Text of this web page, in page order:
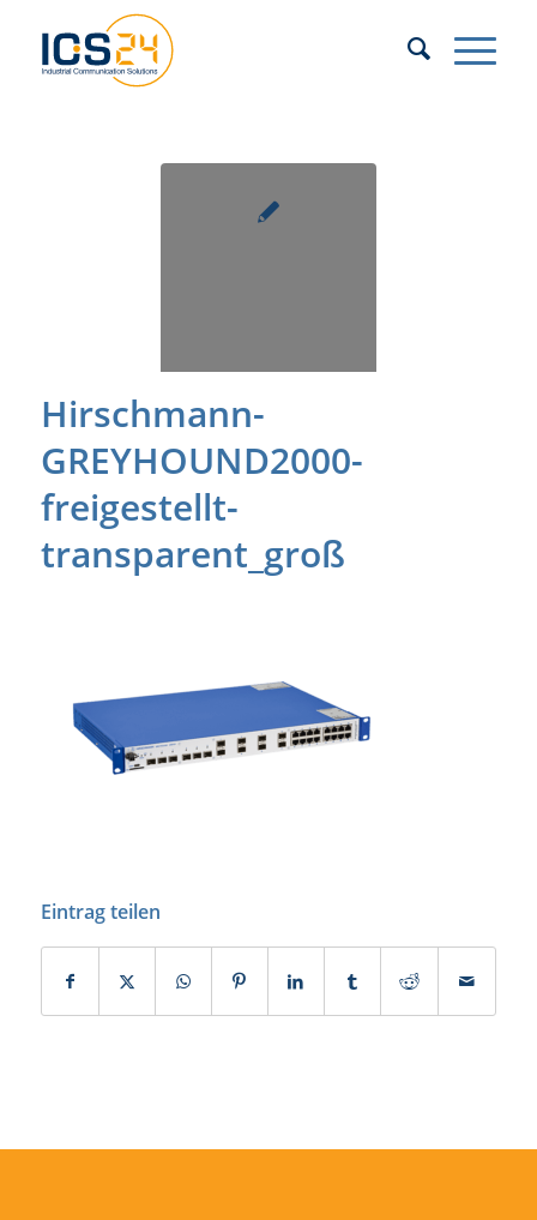
Hirschmann-
GREYHOUND2000-
freigestellt-
transparent_groß
Eintrag teilen